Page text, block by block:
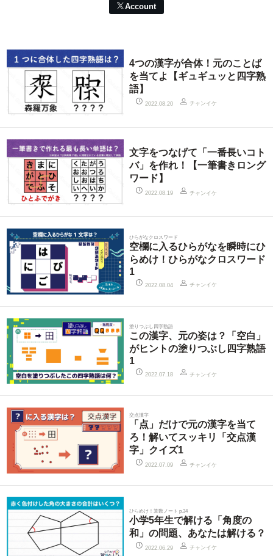
Account
4つの漢字が合体！元のことば
を当てよ【ギュギュッと四字熟
語】
2022.08.20 チャンイケ
文字をつなげて「一番長いコト
バ」を作れ！【一筆書きロング
ワード】
2022.08.19 チャンイケ
ひらがなクロスワード
空欄に入るひらがなを瞬時にひ
らめけ！ひらがなクロスワード
1
2022.08.04 チャンイケ
塗りつぶし四字熟語
この漢字、元の姿は？「空白」
がヒントの塗りつぶし四字熟語
1
2022.07.18 チャンイケ
交点漢字
「点」だけで元の漢字を当て
ろ！解いてスッキリ「交点漢
字」クイズ1
2022.07.09 チャンイケ
ひらめけ！算数ノート p.34
小学5年生で解ける「角度の
和」の問題、あなたは解ける？
2022.06.29 チャンイケ